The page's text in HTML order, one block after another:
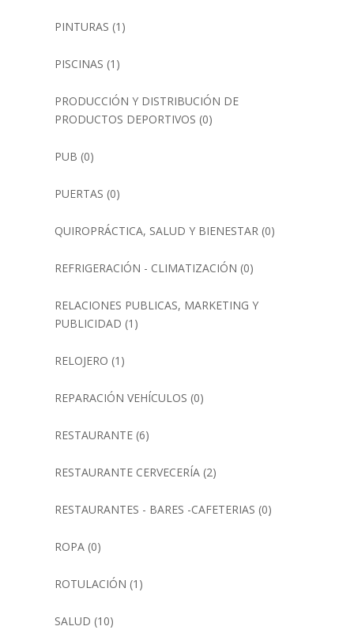
PINTURAS (1)
PISCINAS (1)
PRODUCCIÓN Y DISTRIBUCIÓN DE
PRODUCTOS DEPORTIVOS (0)
PUB (0)
PUERTAS (0)
QUIROPRÁCTICA, SALUD Y BIENESTAR(0)
REFRIGERACIÓN - CLIMATIZACIÓN (0)
RELACIONES PUBLICAS, MARKETING Y
PUBLICIDAD (1)
RELOJERO (1)
REPARACIÓN VEHÍCULOS (0)
RESTAURANTE(6)
RESTAURANTE CERVECERÍA(2)
RESTAURANTES - BARES -CAFETERIAS (0)
ROPA(0)
ROTULACIÓN (1)
SALUD (10)